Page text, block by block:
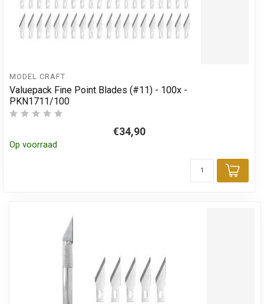
MODEL CRAFT
Valuepack Fine Point Blades (#11) - 100x -
PKN1711/100
€34,90
Op voorraad